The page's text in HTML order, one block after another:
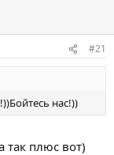
#21
нас!))
так плюс вот)